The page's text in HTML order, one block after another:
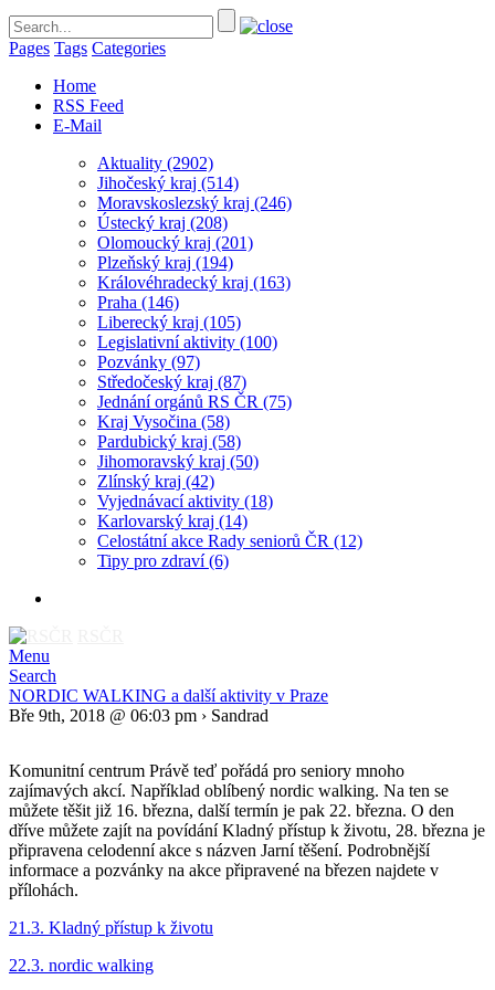
Pages Tags Categories
Home
RSS Feed
E-Mail
Aktuality (2902)
Jihočeský kraj (514)
Moravskoslezský kraj (246)
Ústecký kraj (208)
Olomoucký kraj (201)
Plzeňský kraj (194)
Královéhradecký kraj (163)
Praha (146)
Liberecký kraj (105)
Legislativní aktivity (100)
Pozvánky (97)
Středočeský kraj (87)
Jednání orgánů RS ČR (75)
Kraj Vysočina (58)
Pardubický kraj (58)
Jihomoravský kraj (50)
Zlínský kraj (42)
Vyjednávací aktivity (18)
Karlovarský kraj (14)
Celostátní akce Rady seniorů ČR (12)
Tipy pro zdraví(6)
Menu
Search
NORDIC WALKING a další aktivity v Praze
Bře 9th, 2018 @ 06:03 pm › Sandrad
Komunitní centrum Právě teď pořádá pro seniory mnoho
zajímavých akcí. Například oblíbený nordic walking. Na ten se
můžete těšit již 16. března, další termín je pak 22. března. O den
dříve můžete zajít na povídání Kladný přístup k životu, 28. března je
připravena celodenní akce s názven Jarní těšení. Podrobnější
informace a pozvánky na akce připravené na březen najdete v
přílohách.
21.3. Kladný přístup k životu
22.3. nordic walking